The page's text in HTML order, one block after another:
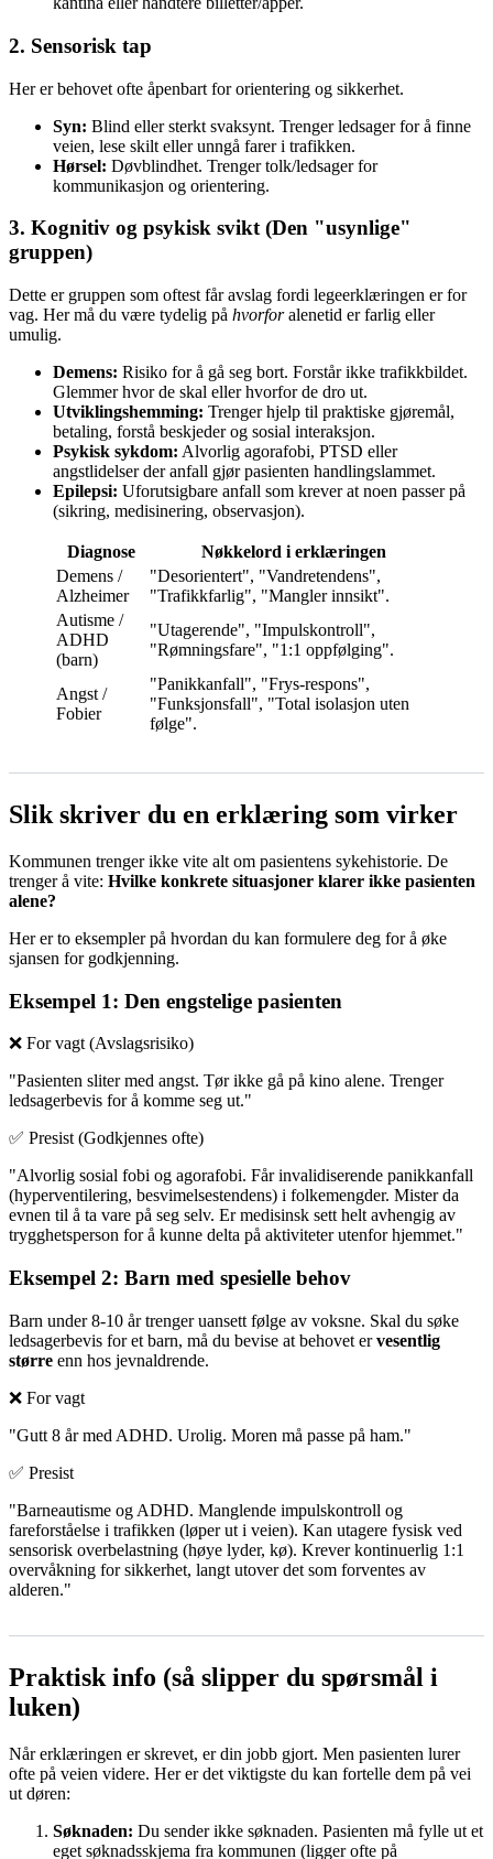
2. Sensorisk tap
Her er behovet ofte åpenbart for orientering og sikkerhet.
Syn: Blind eller sterkt svaksynt. Trenger ledsager for å finne
veien, lese skilt eller unngå farer i trafikken.
Hørsel: Døvblindhet. Trenger tolk/ledsager for
kommunikasjon og orientering.
3. Kognitiv og psykisk svikt (Den "usynlige"
gruppen)
Dette er gruppen som oftest får avslag fordi legeerklæringen er for
vag. Her må du være tydelig på hvorforalenetid er farlig eller
umulig.
Demens: Risiko for å gå seg bort. Forstår ikke trafikkbildet.
Glemmer hvor de skal eller hvorfor de dro ut.
Utviklingshemming: Trenger hjelp til praktiske gjøremål,
betaling, forstå beskjeder og sosial interaksjon.
Psykisk sykdom: Alvorlig agorafobi, PTSD eller
angstlidelser der anfall gjør pasienten handlingslammet.
Epilepsi: Uforutsigbare anfall som krever at noen passer på
(sikring, medisinering, observasjon).
Diagnose
Nøkkelord i erklæringen
Demens /
Alzheimer
"Desorientert", "Vandretendens",
"Trafikkfarlig", "Mangler innsikt".
Autisme /
ADHD
(barn)
"Utagerende", "Impulskontroll",
"Rømningsfare", "1:1 oppfølging".
Angst /
Fobier
"Panikkanfall", "Frys-respons",
"Funksjonsfall", "Total isolasjon uten
følge".
Slik skriver du en erklæring som virker
Kommunen trenger ikke vite alt om pasientens sykehistorie. De
trenger å vite: Hvilke konkrete situasjoner klarer ikke pasienten
alene?
Her er to eksempler på hvordan du kan formulere deg for å øke
sjansen for godkjenning.
Eksempel 1: Den engstelige pasienten
❌ For vagt (Avslagsrisiko)
"Pasienten sliter med angst. Tør ikke gå på kino alene. Trenger
ledsagerbevis for å komme seg ut."
✅ Presist (Godkjennes ofte)
"Alvorlig sosial fobi og agorafobi. Får invalidiserende panikkanfall
(hyperventilering, besvimelsestendens) i folkemengder. Mister da
evnen til å ta vare på seg selv. Er medisinsk sett helt avhengig av
trygghetsperson for å kunne delta på aktiviteter utenfor hjemmet."
Eksempel 2: Barn med spesielle behov
Barn under 8-10 år trenger uansett følge av voksne. Skal du søke
ledsagerbevis for et barn, må du bevise at behovet ervesentlig
større enn hos jevnaldrende.
❌ For vagt
"Gutt 8 år med ADHD. Urolig. Moren må passe på ham."
✅ Presist
"Barneautisme og ADHD. Manglende impulskontroll og
fareforståelse i trafikken (løper ut i veien). Kan utagere fysisk ved
sensorisk overbelastning (høye lyder, kø). Krever kontinuerlig 1:1
overvåkning for sikkerhet, langt utover det som forventes av
alderen."
Praktisk info (så slipper du spørsmål i
luken)
Når erklæringen er skrevet, er din jobb gjort. Men pasienten lurer
ofte på veien videre. Her er det viktigste du kan fortelle dem på vei
ut døren:
Søknaden: Du sender ikke søknaden. Pasienten må fylle ut et
eget søknadsskjema fra kommunen (ligger ofte på